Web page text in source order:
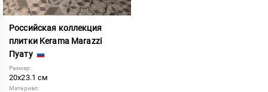
Российская коллекция
плитки Kerama Marazzi
Пуату
Размер:
20x23.1 см
Материал: